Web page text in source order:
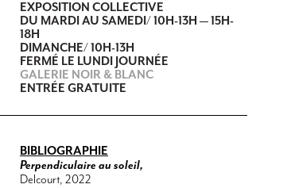
EXPOSITION COLLECTIVE
DU MARDI AU SAMEDI/ 10H-13H — 15H-
18H
DIMANCHE/ 10H-13H
FERMÉ LE LUNDI JOURNÉE
GALERIE NOIR & BLANC
ENTRÉE GRATUITE
BIBLIOGRAPHIE
Perpendiculaire au soleil,
Delcourt, 2022